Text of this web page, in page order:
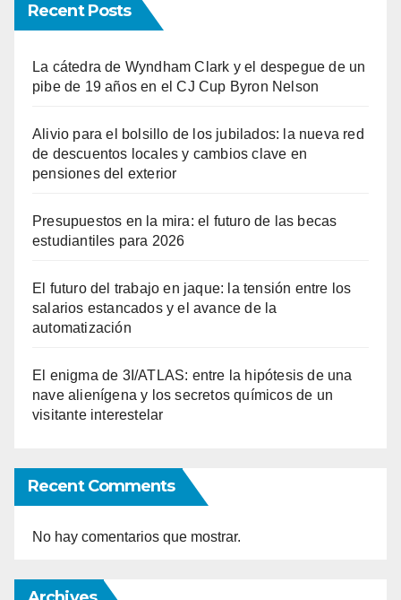
Recent Posts
La cátedra de Wyndham Clark y el despegue de un
pibe de 19 años en el CJ Cup Byron Nelson
Alivio para el bolsillo de los jubilados: la nueva red
de descuentos locales y cambios clave en
pensiones del exterior
Presupuestos en la mira: el futuro de las becas
estudiantiles para 2026
El futuro del trabajo en jaque: la tensión entre los
salarios estancados y el avance de la
automatización
El enigma de 3I/ATLAS: entre la hipótesis de una
nave alienígena y los secretos químicos de un
visitante interestelar
Recent Comments
No hay comentarios que mostrar.